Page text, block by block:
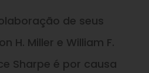
de seus
H. Miller e William F.
Sharpe é por causa